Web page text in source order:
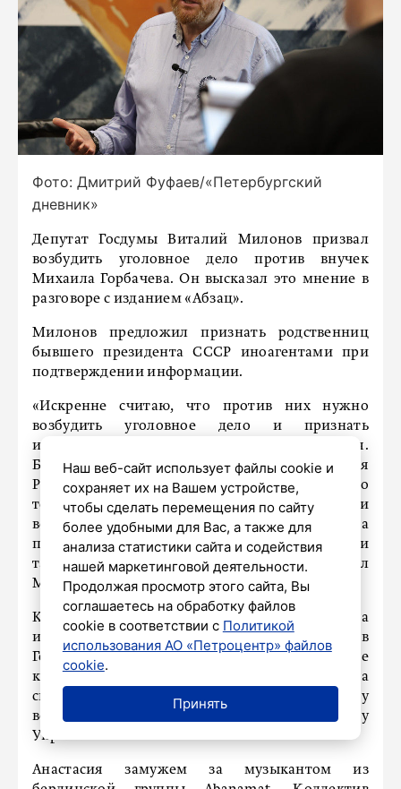
Фото: Дмитрий Фуфаев/«Петербургский
дневник»
Депутат Госдумы Виталий Милонов призвал
возбудить уголовное дело против внучек
Михаила Горбачева. Он высказал это мнение в
разговоре с изданием «Абзац».
Милонов предложил признать родственниц
бывшего президента СССР иноагентами при
подтверждении информации.
«Искренне считаю, что против них нужно
возбудить уголовное дело и признать
иноагентами, если информация подтвердится.
Безусловно, Горбачев много плохого сделал для
России, не думал, что его наследники пойдут по
тому же дьявольскому пути. Эти отщепенки
всю жизнь жили в роскоши за счет народа, а
потом сбежали. Всю их собственность в РФ, если
таковая осталась, следует арестовать», – сказал
Милонов.
Как пишет издание «Абзац», Ксения Горбачева
и Анастасия Вирганская давно живут в
Германии. Ксения ведет бизнес по продаже
коллекционных вин. После начала
спецоперации она устраивала распродажу
водки с желто-синей этикеткой в поддержку
Украины.
Анастасия замужем за музыкантом из
Наш веб-сайт использует файлы cookie и
сохраняет их на Вашем устройстве,
чтобы сделать перемещения по сайту
более удобными для Вас, а также для
анализа статистики сайта и содействия
нашей маркетинговой деятельности.
Продолжая просмотр этого сайта, Вы
соглашаетесь на обработку файлов
cookie в соответствии с Политикой
использования АО «Петроцентр» файлов
cookie.
Принять